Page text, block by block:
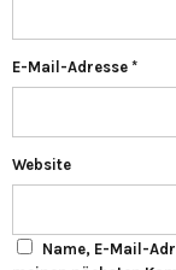
E-Mail-Adresse *
Website
Name, E-Mail-